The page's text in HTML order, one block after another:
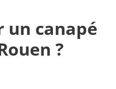
un canapé
?